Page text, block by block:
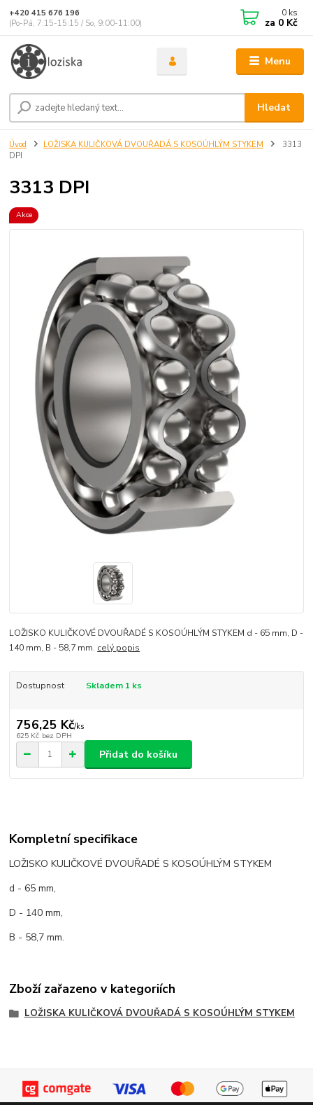
Menu
Hledat
+420 415 676 196
(Po-Pá, 7:15-15:15 / So, 9:00-11:00)
0 ks
za 0 Kč
Úvod LOŽISKA KULIČKOVÁ DVOUŘADÁ S KOSOÚHLÝM STYKEM
3313
DPI
3313 DPI
Akce
LOŽISKO KULIČKOVÉ DVOUŘADÉ S KOSOÚHLÝM STYKEM d - 65 mm, D -
140 mm, B - 58,7 mm. celý popis
Dostupnost Skladem 1 ks
756,25 Kč/ks
625 Kč bez DPH
Přidat do košíku
Kompletní specifikace
LOŽISKO KULIČKOVÉ DVOUŘADÉ S KOSOÚHLÝM STYKEM
d - 65 mm,
D - 140 mm,
B - 58,7 mm.
Zboží zařazeno v kategoriích
LOŽISKA KULIČKOVÁ DVOUŘADÁ S KOSOÚHLÝM STYKEM